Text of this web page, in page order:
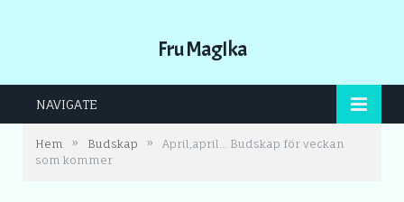
Fru MagIka
NAVIGATE
Hem » Budskap »
April,april… Budskap för veckan
som kommer